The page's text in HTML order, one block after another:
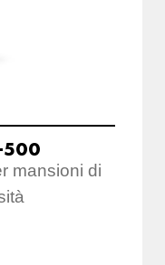
500
mansioni di